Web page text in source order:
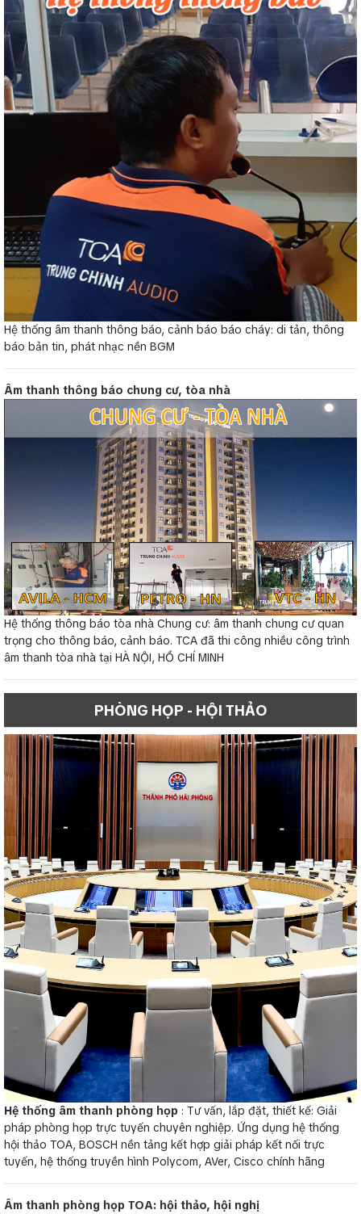
Hệ thống âm thanh thông báo, cảnh báo báo cháy: di tản, thông
báo bản tin, phát nhạc nền BGM
Âm thanh thông báo chung cư, tòa nhà
Hệ thống thông báo tòa nhà Chung cư: âm thanh chung cư quan
trọng cho thông báo, cảnh báo. TCA đã thi công nhiều công trình
âm thanh tòa nhà tại HÀ NỘI, HỒ CHÍ MINH
PHÒNG HỌP - HỘI THẢO
Hệ thống âm thanh phòng họp : Tư vấn, lắp đặt, thiết kế: Giải
pháp phòng họp trực tuyến chuyên nghiệp. Ứng dụng hệ thống
hội thảo TOA, BOSCH nền tảng kết hợp giải pháp kết nối trực
tuyến, hệ thống truyền hình Polycom, AVer, Cisco chính hãng
Âm thanh phòng họp TOA: hội thảo, hội nghị